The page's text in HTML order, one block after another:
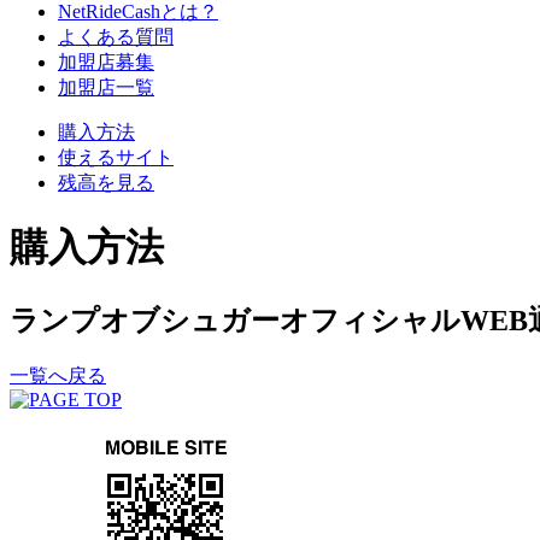
NetRideCashとは？
よくある質問
加盟店募集
加盟店一覧
購入方法
使えるサイト
残高を見る
購入方法
ランプオブシュガーオフィシャルWEB
一覧へ戻る